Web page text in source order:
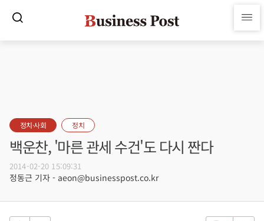
정치·사회 정치
백운찬, '마른 관세 수건'도 다시 짠다
2014-02-20 15:09:31
정동근 기자 - aeon@businesspost.co.kr